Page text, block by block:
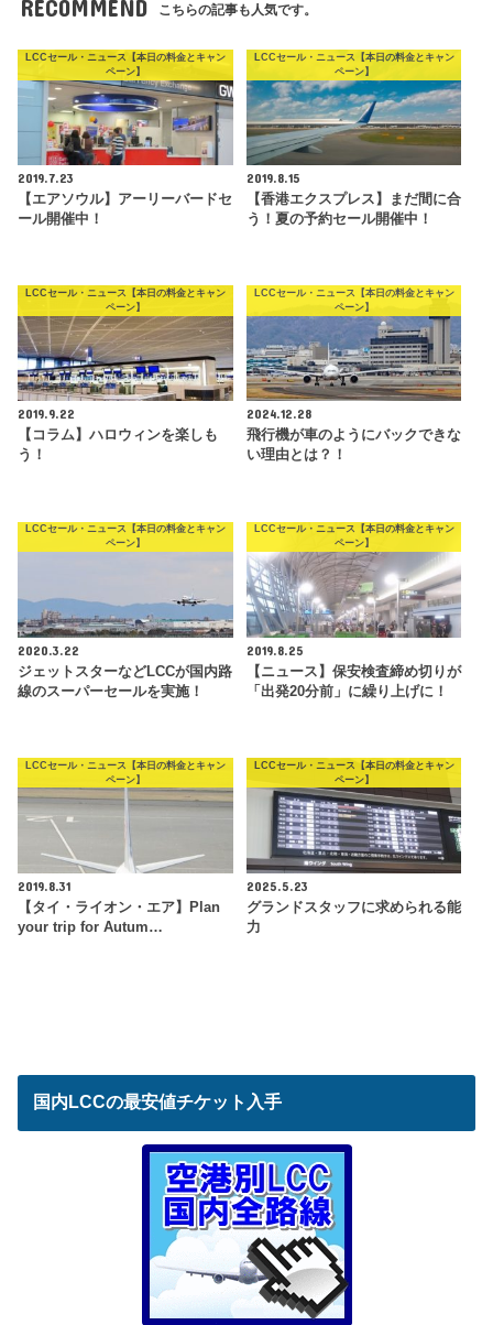
RECOMMEND こちらの記事も人気です。
LCCセール・ニュース【本日の料金とキャン
ペーン】
2019.7.23
【エアソウル】アーリーバードセ
ール開催中！
LCCセール・ニュース【本日の料金とキャン
ペーン】
2019.8.15
【香港エクスプレス】まだ間に合
う！夏の予約セール開催中！
LCCセール・ニュース【本日の料金とキャン
ペーン】
2019.9.22
【コラム】ハロウィンを楽しも
う！
LCCセール・ニュース【本日の料金とキャン
ペーン】
2024.12.28
飛行機が車のようにバックできな
い理由とは？！
LCCセール・ニュース【本日の料金とキャン
ペーン】
2020.3.22
ジェットスターなどLCCが国内路
線のスーパーセールを実施！
LCCセール・ニュース【本日の料金とキャン
ペーン】
2019.8.25
【ニュース】保安検査締め切りが
「出発20分前」に繰り上げに！
LCCセール・ニュース【本日の料金とキャン
ペーン】
2019.8.31
【タイ・ライオン・エア】Plan
your trip for Autum…
LCCセール・ニュース【本日の料金とキャン
ペーン】
2025.5.23
グランドスタッフに求められる能
力
国内LCCの最安値チケット入手